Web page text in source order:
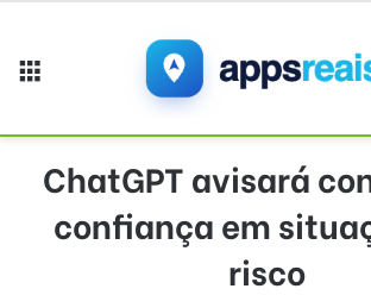
ChatGPT avisará
confiança em
risco